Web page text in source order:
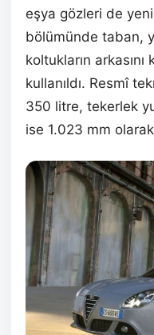
eşya gözleri de
bölümünde taban,
koltukların
kullanıldı. Resmî
350 litre, tekerlek
ise 1.023 mm